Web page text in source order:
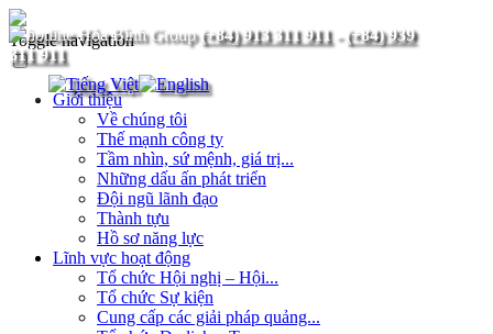
(+84) 913 311 911- (+84) 939
311 911
Toggle navigation
Giới thiệu
Về chúng tôi
Thế mạnh công ty
Tầm nhìn, sứ mệnh, giá trị...
Những dấu ấn phát triển
Đội ngũ lãnh đạo
Thành tựu
Hồ sơ năng lực
Lĩnh vực hoạt động
Tổ chức Hội nghị – Hội...
Tổ chức Sự kiện
Cung cấp các giải pháp quảng...